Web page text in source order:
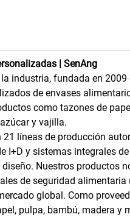
| SenAng
industria, fundada en 2009
de envases
como tazones de
y vajilla.
líneas de producción
y sistemas integrales
Nuestros productos
de seguridad alimentaria
global. Como
pulpa, bambú, madera y